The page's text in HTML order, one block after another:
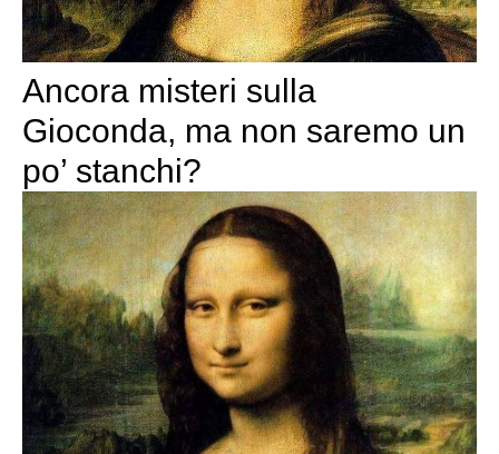
Ancora misteri sulla
Gioconda, ma non saremo un
po’ stanchi?